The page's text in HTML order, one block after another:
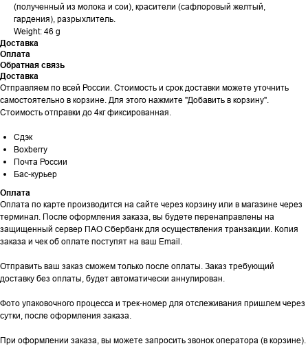
(полученный из молока и сои), красители (сафлоровый желтый,
гардения), разрыхлитель.
Weight: 46 g
Доставка
Оплата
Обратная связь
Доставка
Отправляем по всей России. Стоимость и срок доставки можете уточнить
самостоятельно в корзине. Для этого нажмите "Добавить в корзину".
Стоимость отправки до 4кг фиксированная.
Сдэк
Boxberry
Почта России
Бас-курьер
Оплата
Оплата по карте производится на сайте через корзину или в магазине через
терминал. После оформления заказа, вы будете перенаправлены на
защищенный сервер ПАО Сбербанк для осуществления транзакции. Копия
заказа и чек об оплате поступят на ваш Email.
Отправить ваш заказ сможем только после оплаты. Заказ требующий
доставку без оплаты, будет автоматически аннулирован.
Фото упаковочного процесса и трек-номер для отслеживания пришлем через
сутки, после оформления заказа.
При оформлении заказа, вы можете запросить звонок оператора (в корзине).